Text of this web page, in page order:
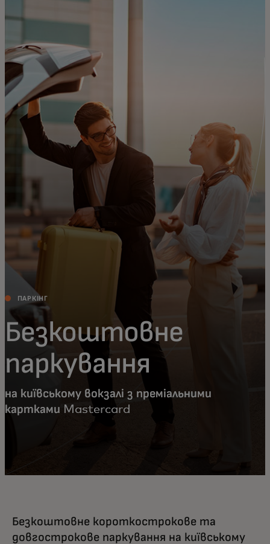
Для вас
Для бізнесу
Для всього світу
Для інноваторів
Новини та тренди
ПАРКІНГ
Безкоштовне
паркування
на київському вокзалі з преміальними
картками Mastercard
Безкоштовне короткострокове та
довгострокове паркування на київському